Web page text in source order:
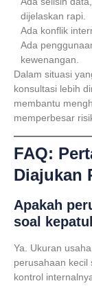
dijelaskan rapi.
Ada konflik
Ada
kewenangan.
Dalam situasi
konsultasi lebih
membantu
memperbesar
FAQ:
Diajukan
Apakah
soal
Ya. Ukuran
perusahaan kecil
kontrol